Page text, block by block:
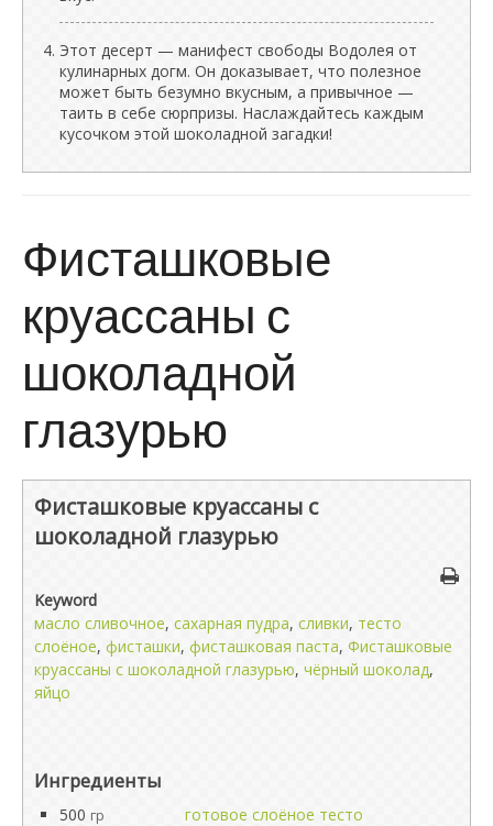
Этот десерт — манифест свободы Водолея от
кулинарных догм. Он доказывает, что полезное
может быть безумно вкусным, а привычное —
таить в себе сюрпризы. Наслаждайтесь каждым
кусочком этой шоколадной загадки!
Фисташковые
круассаны с
шоколадной
глазурью
Фисташковые круассаны с
шоколадной глазурью
Keyword
масло сливочное, сахарная пудра, сливки, тесто
слоёное, фисташки, фисташковая паста, Фисташковые
круассаны с шоколадной глазурью, чёрный шоколад,
яйцо
Ингредиенты
500 гр
готовое слоёное тесто